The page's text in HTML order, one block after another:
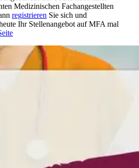
Medizinischen Fachangestellten
registrieren Sie sich und
Ihr Stellenangebot auf MFA mal